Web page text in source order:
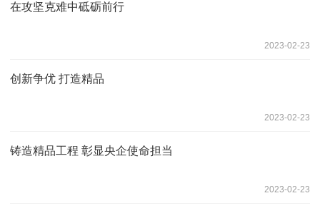
在攻坚克难中砥砺前行
2023-02-23
创新争优 打造精品
2023-02-23
铸造精品工程 彰显央企使命担当
2023-02-23